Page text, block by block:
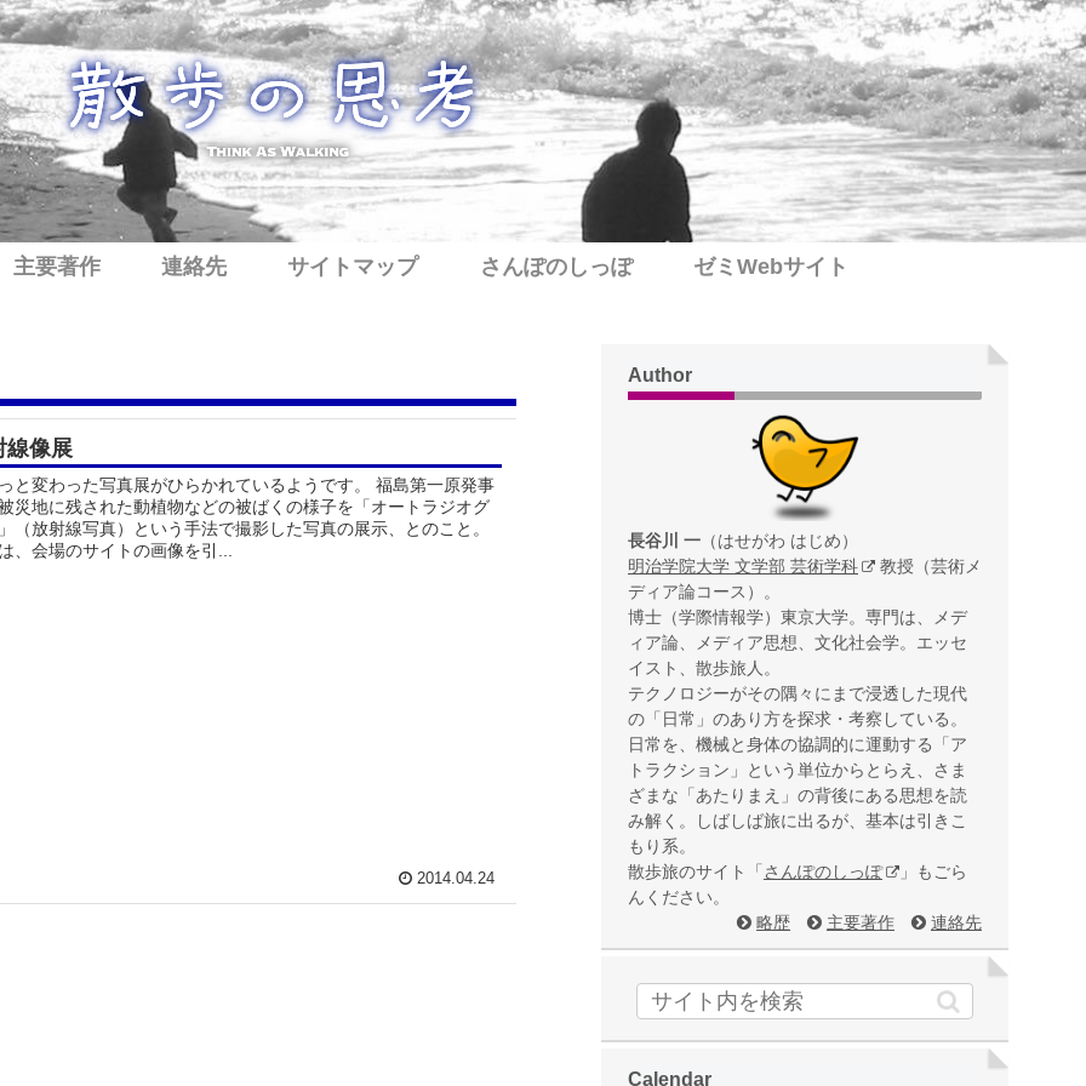
主要著作 連絡先 サイトマップ さんぽのしっぽ ゼミWebサイト
線像展
と変わった写真展がひらかれているようです。 福島第一原発事
災地に残された動植物などの被ばくの様子を「オートラジオグ
（放射線写真）という手法で撮影した写真の展示、とのこと。
、会場のサイトの画像を引...
2014.04.24
Author
長谷川 一 （はせがわ はじめ）
明治学院大学 文学部 芸術学科
教授（芸術メ
ディア論コース）。
博士（学際情報学）東京大学。専門は、メデ
ィア論、メディア思想、文化社会学。エッセ
イスト、散歩旅人。
テクノロジーがその隅々にまで浸透した現代
の「日常」のあり方を探求・考察している。
日常を、機械と身体の協調的に運動する「ア
トラクション」という単位からとらえ、さま
ざまな「あたりまえ」の背後にある思想を読
み解く。しばしば旅に出るが、基本は引きこ
もり系。
散歩旅のサイト「 さんぽのしっぽ
」もごら
んください。
略歴
主要著作 連絡先
Calendar